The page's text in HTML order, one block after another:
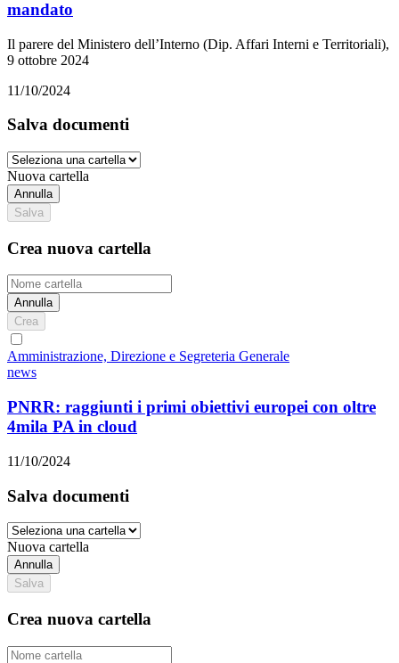
mandato
Il parere del Ministero dell’Interno (Dip. Affari Interni e Territoriali),
9 ottobre 2024
11/10/2024
Salva documenti
Nuova cartella
Annulla
Salva
Crea nuova cartella
Annulla
Crea
Amministrazione, Direzione e Segreteria Generale
news
PNRR: raggiunti i primi obiettivi europei con oltre
4mila PA in cloud
11/10/2024
Salva documenti
Nuova cartella
Annulla
Salva
Crea nuova cartella